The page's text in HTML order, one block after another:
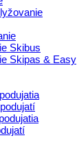
Skibus
Skipas & Easy